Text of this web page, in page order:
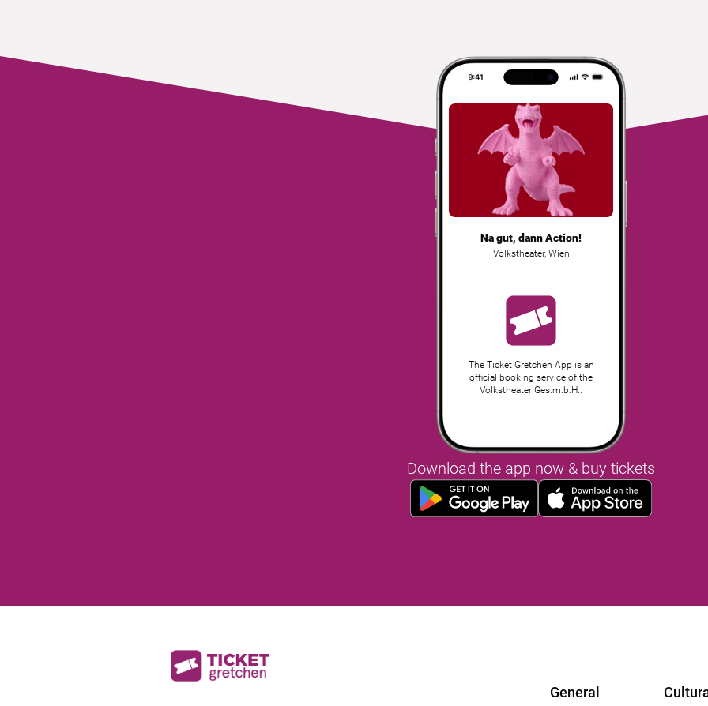
Na gut, dann Action!
Volkstheater, Wien
The Ticket Gretchen App is an
official booking service of the
Volkstheater Ges.m.b.H..
Download the app now & buy tickets
General